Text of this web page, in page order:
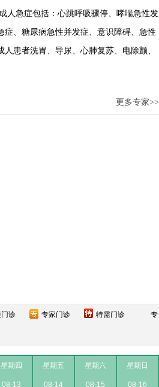
人急症包括：心跳呼吸骤停、哮喘急性发
、糖尿病急性并发症、意识障碍、急性
患者洗胃、导尿、心肺复苏、电除颤、
更多专家>>
诊 专家门诊 特需门诊 专
星期四
08-13
星期五
08-14
星期六
08-15
星期日
08-16